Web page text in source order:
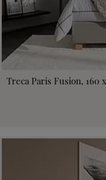
Treca Paris Fusion, 160